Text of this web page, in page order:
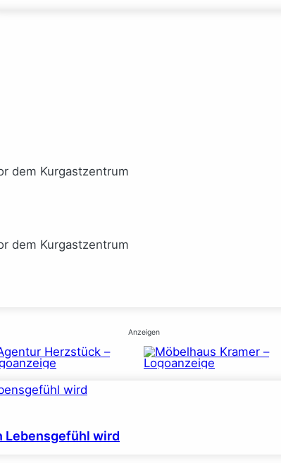
dem Kurgastzentrum
dem Kurgastzentrum
Anzeigen
Lebensgefühl wird